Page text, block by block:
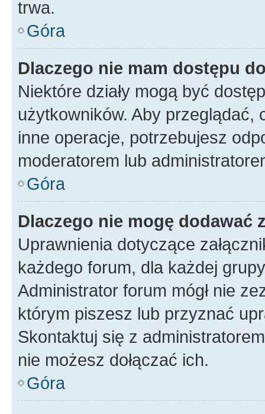
trwa.
Góra
Dlaczego nie mam dostępu
Niektóre działy mogą być
użytkowników. Aby
inne operacje, potrzebujesz
moderatorem lub
Góra
Dlaczego nie mogę dodawać
Uprawnienia dotyczące
każdego forum, dla każdej
Administrator forum mógł nie
którym piszesz lub przyznać
Skontaktuj się z
nie możesz dołączać ich.
Góra